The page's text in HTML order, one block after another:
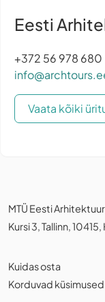
Eesti
+372 56 978 680
Vaata kõiki
MTÜ Eesti
Kursi 3, Tallinn,
Kuidas osta
Korduvad küsimused